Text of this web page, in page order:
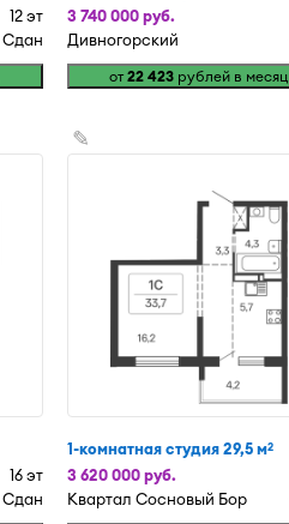
12 эт
Сдан
3 740 000 руб.
Дивногорский
от22 423 рублей в месяц
16 эт
Сдан
✎
1-комнатная студия 29,5 м2
3 620 000 руб.
Квартал Сосновый Бор